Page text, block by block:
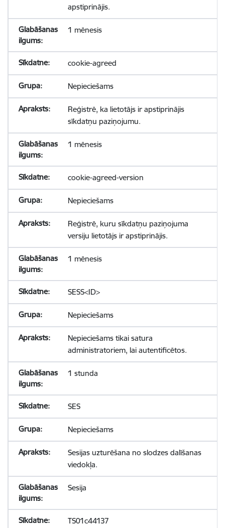
apstiprinājis.
1 mēnesis
cookie-agreed
Nepieciešams
Reģistrē, ka lietotājs ir apstiprinājis
sīkdatņu paziņojumu.
1 mēnesis
cookie-agreed-version
Nepieciešams
Reģistrē, kuru sīkdatņu paziņojuma
versiju lietotājs ir apstiprinājis.
1 mēnesis
SESS<ID>
Nepieciešams
Nepieciešams tikai satura
administratoriem, lai autentificētos.
1 stunda
SES
Nepieciešams
Sesijas uzturēšana no slodzes dalīšanas
viedokļa.
Sesija
TS01c44137